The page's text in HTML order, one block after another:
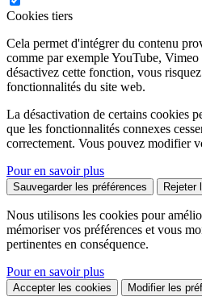
Cookies tiers
Cela permet d'intégrer du contenu
comme par exemple YouTube,
désactivez cette fonction, vous
fonctionnalités du site web.
La désactivation de certains cookies
que les fonctionnalités connexes
correctement. Vous pouvez modifier
Pour en savoir plus
Sauvegarder les préférences Rejeter
Nous utilisons les cookies pour
mémoriser vos préférences et vous
pertinentes en conséquence.
Pour en savoir plus
Accepter les cookies Modifier les